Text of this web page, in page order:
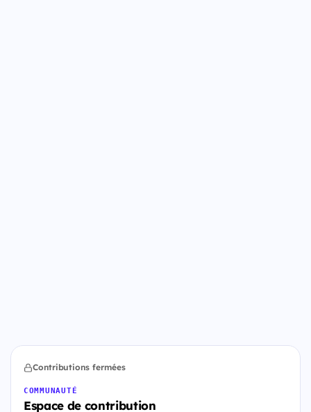
Contributions fermées
COMMUNAUTÉ
Espace de contribution